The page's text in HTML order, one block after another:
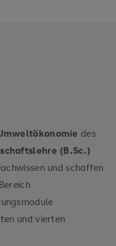
des
(B.Sc.)
und schaffen
und vierten